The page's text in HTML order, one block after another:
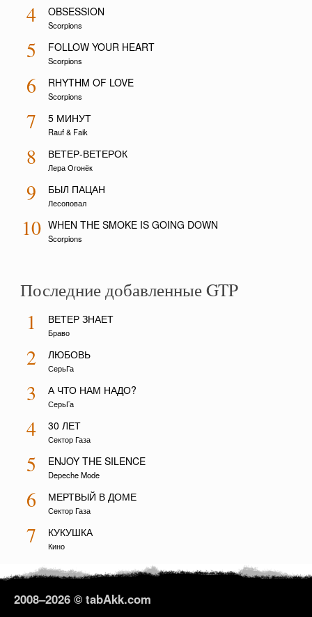
4 OBSESSION
Scorpions
5 FOLLOW YOUR HEART
Scorpions
6 RHYTHM OF LOVE
Scorpions
7 5 МИНУТ
Rauf & Faik
8 ВЕТЕР-ВЕТЕРОК
Лера Огонёк
9 БЫЛ ПАЦАН
Лесоповал
10 WHEN THE SMOKE IS GOING DOWN
Scorpions
Последние добавленные GTP
1 ВЕТЕР ЗНАЕТ
Браво
2 ЛЮБОВЬ
СерьГа
3 А ЧТО НАМ НАДО?
СерьГа
4 30 ЛЕТ
Сектор Газа
5 ENJOY THE SILENCE
Depeche Mode
6 МЕРТВЫЙ В ДОМЕ
Сектор Газа
7 КУКУШКА
Кино
2008–2026 © tabAkk.com